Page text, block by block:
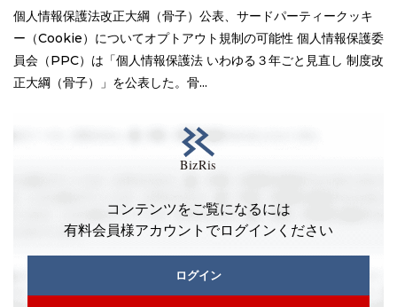
個人情報保護法改正大綱（骨子）公表、サードパーティークッキ
ー（Cookie）についてオプトアウト規制の可能性 個人情報保護委
員会（PPC）は「個人情報保護法 いわゆる３年ごと見直し 制度改
正大綱（骨子）」を公表した。骨...
コンテンツをご覧になるには
有料会員様アカウントでログインください
ログイン